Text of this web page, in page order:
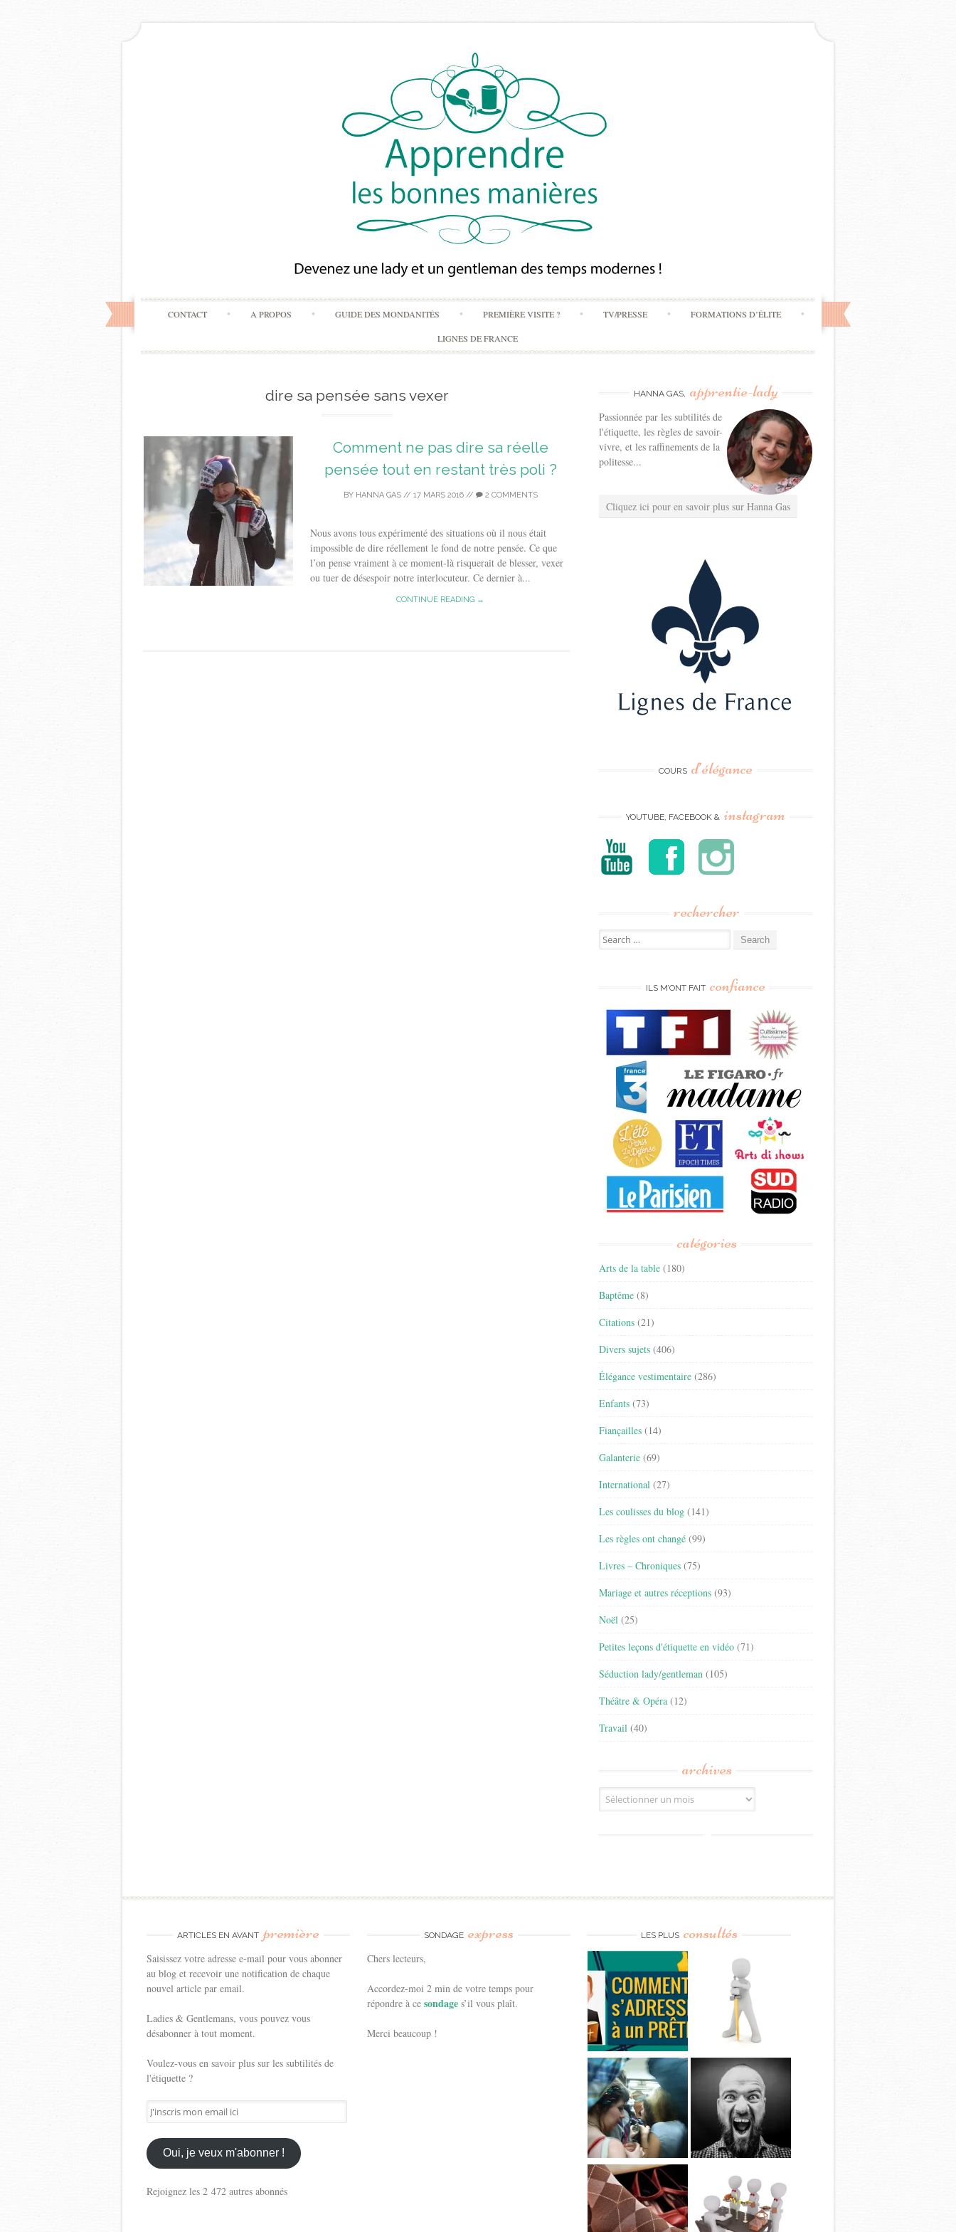
Skip
to
content
CONTACT A PROPOS GUIDE DES MONDANITÉS PREMIÈRE VISITE ? TV/PRESSE FORMATIONS D’ÉLITE
LIGNES DE FRANCE
dire sa pensée sans vexer
Comment ne pas dire sa réelle
pensée tout en restant très poli ?
BY HANNA GAS// 17 MARS 2016// 2 COMMENTS
Nous avons tous expérimenté des situations où il nous était
impossible de dire réellement le fond de notre pensée. Ce que
l’on pense vraiment à ce moment-là risquerait de blesser, vexer
ou tuer de désespoir notre interlocuteur. Ce dernier à...
CONTINUE READING →
HANNA GAS, apprentie-lady
Passionnée par les subtilités de
l'étiquette, les règles de savoir-
vivre, et les raffinements de la
politesse...
Cliquez ici pour en savoir plus sur Hanna Gas
COURS d’élégance
YOUTUBE, FACEBOOK & instagram
rechercher
Search
for:
ILS M’ONT FAIT confiance
catégories
Arts de la table (180)
Baptême (8)
Citations (21)
Divers sujets (406)
Élégance vestimentaire (286)
Enfants (73)
Fiançailles (14)
Galanterie (69)
International (27)
Les coulisses du blog (141)
Les règles ont changé (99)
Livres – Chroniques (75)
Mariage et autres réceptions (93)
Noël (25)
Petites leçons d'étiquette en vidéo (71)
Séduction lady/gentleman (105)
Théâtre & Opéra (12)
Travail (40)
archives
Archives
ARTICLES EN AVANT première
Saisissez votre adresse e-mail pour vous abonner
au blog et recevoir une notification de chaque
nouvel article par email.
Ladies & Gentlemans, vous pouvez vous
désabonner à tout moment.
Voulez-vous en savoir plus sur les subtilités de
l'étiquette ?
J'inscris
mon
email
ici
Oui, je veux m'abonner !
Rejoignez les 2 472 autres abonnés
SONDAGE express
Chers lecteurs,
Accordez-moi 2 min de votre temps pour
répondre à cesondages’il vous plaît.
Merci beaucoup !
LES PLUS consultés